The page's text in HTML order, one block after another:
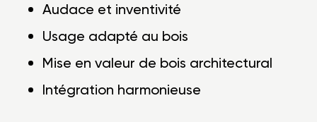
Audace et inventivité
Usage adapté au bois
Mise en valeur de bois architectural
Intégration harmonieuse